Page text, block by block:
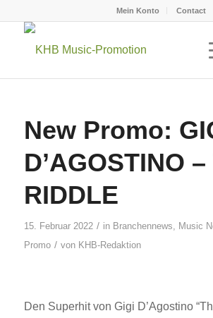
Mein Konto Contact
New Promo:
D’AGOSTINO
RIDDLE
15. Februar 2022 / in Branchennews, Music
Promo / von KHB-Redaktion
Den Superhit von Gigi D’Agostino